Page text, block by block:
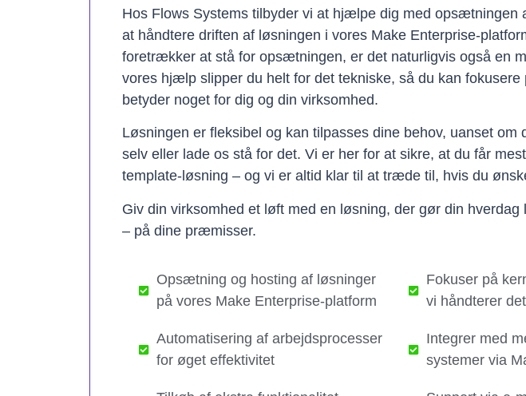
Hos Flows Systems tilbyder vi at hjælpe dig med opsætningen
at håndtere driften af løsningen i vores Make Enterprise-
foretrækker at stå for opsætningen, er det naturligvis også en
vores hjælp slipper du helt for det tekniske, så du kan fokusere
betyder noget for dig og din virksomhed.
Løsningen er fleksibel og kan tilpasses dine behov, uanset
selv eller lade os stå for det. Vi er her for at sikre, at du får
template-løsning – og vi er altid klar til at træde til, hvis du
Giv din virksomhed et løft med en løsning, der gør din hverdag
– på dine præmisser.
Opsætning og hosting af løsninger
på vores Make Enterprise-platform
Automatisering af arbejdsprocesser
for øget effektivitet
Fokuser på
vi håndterer
Integrer med
systemer via